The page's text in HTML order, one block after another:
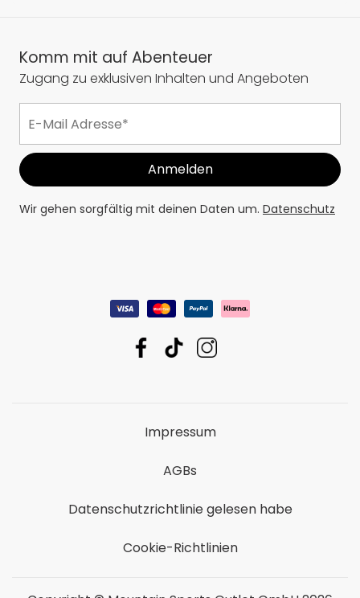
Komm mit auf Abenteuer
Zugang zu exklusiven Inhalten und Angeboten
Wir gehen sorgfältig mit deinen Daten um. Datenschutz
Impressum
AGBs
Datenschutzrichtlinie gelesen habe
Cookie-Richtlinien